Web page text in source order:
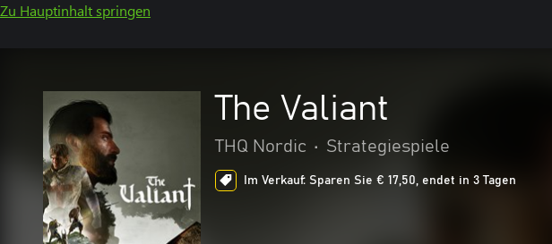
Zu Hauptinhalt springen
The Valiant
THQ Nordic • Strategiespiele
Im Verkauf: Sparen Sie € 17,50, endet in 3 Tagen